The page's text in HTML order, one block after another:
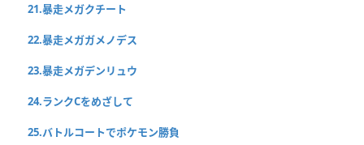
21.暴走メガクチート
22.暴走メガガメノデス
23.暴走メガデンリュウ
24.ランクCをめざして
25.バトルコートでポケモン勝負